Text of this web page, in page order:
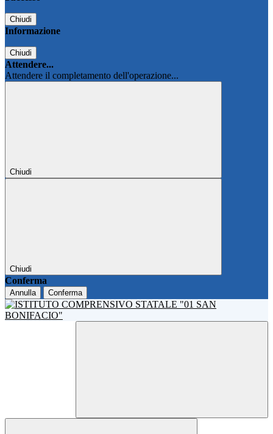
Chiudi
Informazione
Chiudi
Attendere...
Attendere il completamento dell'operazione...
Chiudi
Chiudi
Conferma
Annulla Conferma